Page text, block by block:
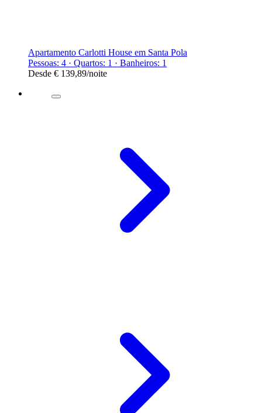
Apartamento Carlotti House em Santa Pola
Pessoas: 4 · Quartos: 1 · Banheiros: 1
Desde € 139,89/noite